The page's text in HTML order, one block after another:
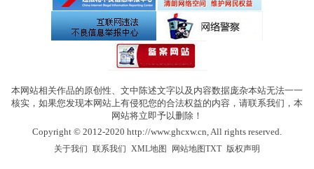
本网站相关作品的原创性、文中陈述文字以及内容数据庞杂本站无法一一
核实，如果您发现本网站上有侵犯您的合法权益的内容，请联系我们，本
网站将立即予以删除！
Copyright © 2012-2020 http://www.ghcxw.cn, All rights reserved.
关于我们 联系我们 XML地图 网站地图TXT| 版权声明